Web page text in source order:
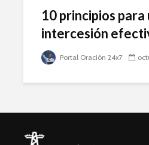
10 principios para
intercesión
Portal Oración 24x7